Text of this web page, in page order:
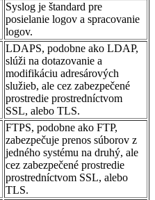
Syslog je štandard pre
posielanie logov a spracovanie
logov.
LDAPS, podobne ako LDAP,
slúži na dotazovanie a
modifikáciu adresárových
služieb, ale cez zabezpečené
prostredie prostredníctvom
SSL, alebo TLS.
FTPS, podobne ako FTP,
zabezpečuje prenos súborov z
jedného systému na druhý, ale
cez zabezpečené prostredie
prostredníctvom SSL, alebo
TLS.